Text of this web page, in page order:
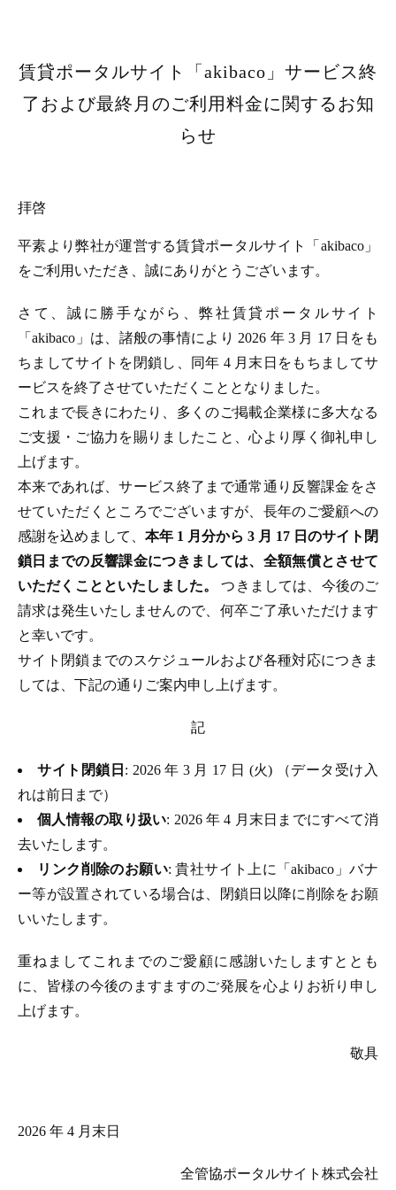
賃貸ポータルサイト「akibaco」サービス終
了および最終月のご利用料金に関するお知
らせ
拝啓
平素より弊社が運営する賃貸ポータルサイト「akibaco」
をご利用いただき、誠にありがとうございます。
さて、誠に勝手ながら、弊社賃貸ポータルサイト
「akibaco」は、諸般の事情により 2026 年 3 月 17 日をも
ちましてサイトを閉鎖し、同年 4 月末日をもちましてサ
ービスを終了させていただくこととなりました。
これまで長きにわたり、多くのご掲載企業様に多大なる
ご支援・ご協力を賜りましたこと、心より厚く御礼申し
上げます。
本来であれば、サービス終了まで通常通り反響課金をさ
せていただくところでございますが、長年のご愛顧への
感謝を込めまして、 本年 1 月分から 3 月 17 日のサイト閉
鎖日までの反響課金につきましては、全額無償とさせて
いただくことといたしました。つきましては、今後のご
請求は発生いたしませんので、何卒ご了承いただけます
と幸いです。
サイト閉鎖までのスケジュールおよび各種対応につきま
しては、下記の通りご案内申し上げます。
記
サイト閉鎖日 : 2026 年 3 月 17 日 (火) （データ受け入
れは前日まで）
個人情報の取り扱い: 2026 年 4 月末日までにすべて消
去いたします。
リンク削除のお願い: 貴社サイト上に「akibaco」バナ
ー等が設置されている場合は、閉鎖日以降に削除をお願
いいたします。
重ねましてこれまでのご愛顧に感謝いたしますととも
に、皆様の今後のますますのご発展を心よりお祈り申し
上げます。
敬具
2026 年 4 月末日
全管協ポータルサイト株式会社